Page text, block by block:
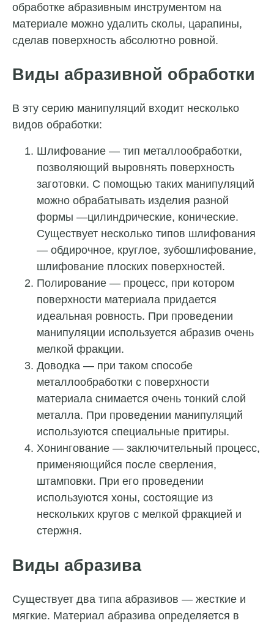
обработке абразивным инструментом на
материале можно удалить сколы, царапины,
сделав поверхность абсолютно ровной.
Виды абразивной обработки
В эту серию манипуляций входит несколько
видов обработки:
Шлифование — тип металлообработки,
позволяющий выровнять поверхность
заготовки. С помощью таких манипуляций
можно обрабатывать изделия разной
формы —цилиндрические, конические.
Существует несколько типов шлифования
— обдирочное, круглое, зубошлифование,
шлифование плоских поверхностей.
Полирование — процесс, при котором
поверхности материала придается
идеальная ровность. При проведении
манипуляции используется абразив очень
мелкой фракции.
Доводка — при таком способе
металлообработки с поверхности
материала снимается очень тонкий слой
металла. При проведении манипуляций
используются специальные притиры.
Хонингование — заключительный процесс,
применяющийся после сверления,
штамповки. При его проведении
используются хоны, состоящие из
нескольких кругов с мелкой фракцией и
стержня.
Виды абразива
Существует два типа абразивов — жесткие и
мягкие. Материал абразива определяется в